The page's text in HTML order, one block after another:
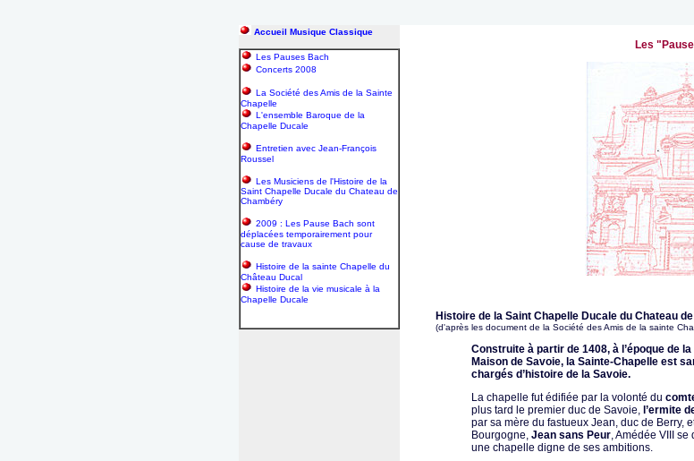
Accueil Musique Classique
Les Pauses Bach
Concerts 2008
La Société des Amis de la Sainte
Chapelle
L'ensemble Baroque de la
Chapelle Ducale
Entretien avec Jean-François
Roussel
Les Musiciens de l'Histoire de la
Saint Chapelle Ducale du Chateau de
Chambéry
2009 : Les Pause Bach sont
déplacées temporairement pour
cause de travaux
Histoire de la sainte Chapelle du
Château Ducal
Histoire de la vie musicale à la
Chapelle Ducale
Les
Histoire de la Saint Chapelle Ducale du Chateau
(d'après les document de la Société des Amis de la sainte
Construite à partir de 1408, à l’époque de
Maison de Savoie, la Sainte-Chapelle est
chargés d’histoire de la Savoie.
La chapelle fut édifiée par la volonté du
plus tard le premier duc de Savoie, l’ermite
par sa mère du fastueux Jean, duc de Berry,
Bourgogne, Jean sans Peur, Amédée VIII
une chapelle digne de ses ambitions.